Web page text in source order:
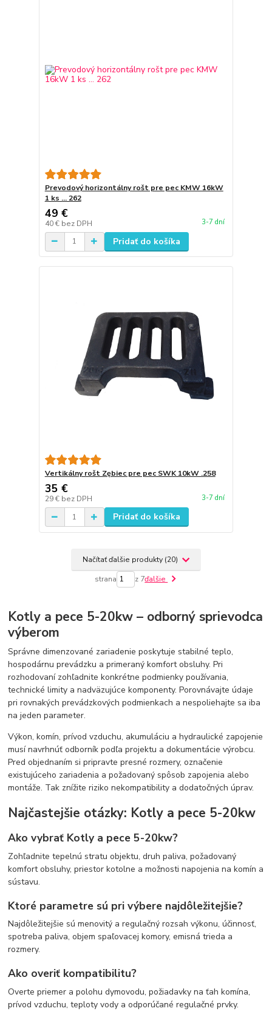
Prevodový horizontálny rošt pre pec KMW 16kW
1 ks ... 262
49 €
40 € bez DPH 3-7 dní
Pridať do košíka
Vertikálny rošt Zębiec pre pec SWK 10kW .258
35 €
29 € bez DPH 3-7 dní
Pridať do košíka
Načítať ďalšie produkty (20)
strana z 7ďalšie
Kotly a pece 5-20kw – odborný sprievodca
výberom
Správne dimenzované zariadenie poskytuje stabilné teplo,
hospodárnu prevádzku a primeraný komfort obsluhy. Pri
rozhodovaní zohľadnite konkrétne podmienky používania,
technické limity a nadväzujúce komponenty. Porovnávajte údaje
pri rovnakých prevádzkových podmienkach a nespoliehajte sa iba
na jeden parameter.
Výkon, komín, prívod vzduchu, akumuláciu a hydraulické zapojenie
musí navrhnúť odborník podľa projektu a dokumentácie výrobcu.
Pred objednaním si pripravte presné rozmery, označenie
existujúceho zariadenia a požadovaný spôsob zapojenia alebo
montáže. Tak znížite riziko nekompatibility a dodatočných úprav.
Najčastejšie otázky: Kotly a pece 5-20kw
Ako vybrať Kotly a pece 5-20kw?
Zohľadnite tepelnú stratu objektu, druh paliva, požadovaný
komfort obsluhy, priestor kotolne a možnosti napojenia na komín a
sústavu.
Ktoré parametre sú pri výbere najdôležitejšie?
Najdôležitejšie sú menovitý a regulačný rozsah výkonu, účinnosť,
spotreba paliva, objem spaľovacej komory, emisná trieda a
rozmery.
Ako overiť kompatibilitu?
Overte priemer a polohu dymovodu, požiadavky na ťah komína,
prívod vzduchu, teploty vody a odporúčané regulačné prvky.